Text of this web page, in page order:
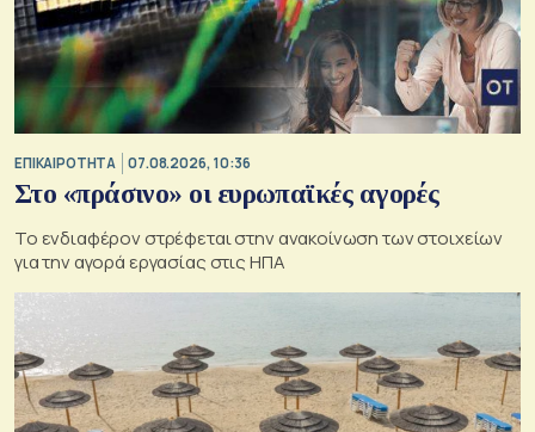
ΕΠΙΚΑΙΡΟΤΗΤΑ 07.08.2026, 10:36
Στο «πράσινο» οι ευρωπαϊκές αγορές
Το ενδιαφέρον στρέφεται στην ανακοίνωση των στοιχείων
για την αγορά εργασίας στις ΗΠΑ